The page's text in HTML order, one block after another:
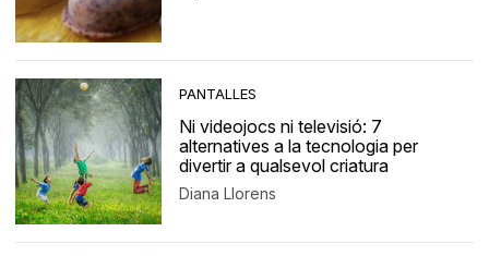
PANTALLES
Ni videojocs ni televisió: 7
alternatives a la tecnologia per
divertir a qualsevol criatura
Diana Llorens